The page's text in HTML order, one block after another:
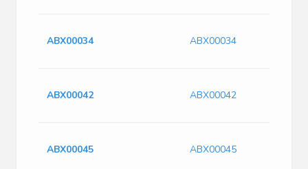
ABX00034 ABX00034
ABX00042 ABX00042
ABX00045 ABX00045